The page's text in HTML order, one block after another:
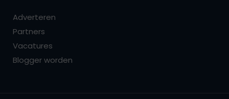
Adverteren
Partners
Vacatures
Blogger worden